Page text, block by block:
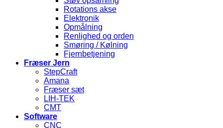
Rotations akse
Elektronik
Opmålning
Renlighed og orden
Smøring / Kølning
Fjernbetjening
Fræser Jern
StepCraft
Amana
Fræser sæt
LIH-TEK
CMT
Software
CNC